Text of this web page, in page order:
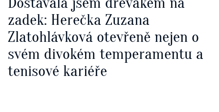
zadek: Herečka Zuzana
Zlatohlávková otevřeně nejen o
svém divokém temperamentu a
tenisové kariéře